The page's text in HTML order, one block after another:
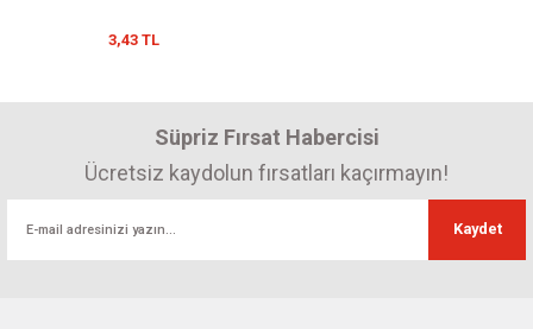
3,43 TL
Süpriz Fırsat Habercisi
Ücretsiz kaydolun fırsatları kaçırmayın!
Kaydet